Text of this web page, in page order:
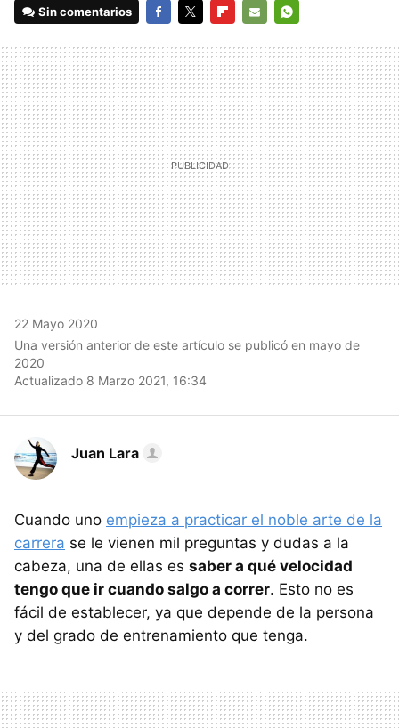
Sin comentarios
MAIL
22 Mayo 2020
Una versión anterior de este artículo se publicó en mayo de
2020
Actualizado 8 Marzo 2021, 16:34
Juan Lara
Cuando uno empieza a practicar el noble arte de la
carrera se le vienen mil preguntas y dudas a la
cabeza, una de ellas es saber a qué velocidad
tengo que ir cuando salgo a correr. Esto no es
fácil de establecer, ya que depende de la persona
y del grado de entrenamiento que tenga.